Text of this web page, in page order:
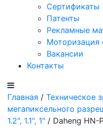
Сертификаты
Патенты
Рекламные
Моторизация
Вакансии
Контакты
Главная / Техническое
мегапиксельного
1.2", 1.1", 1" / Daheng HN-